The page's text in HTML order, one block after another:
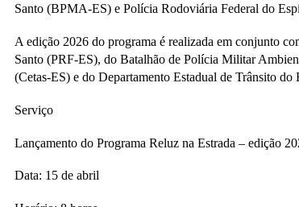
Santo (BPMA-ES) e Polícia Rodoviária Federal do
A edição 2026 do programa é realizada em conjunto
Santo (PRF-ES), do Batalhão de Polícia Militar
(Cetas-ES) e do Departamento Estadual de Trânsito
Serviço
Lançamento do Programa Reluz na Estrada – edição
Data: 15 de abril